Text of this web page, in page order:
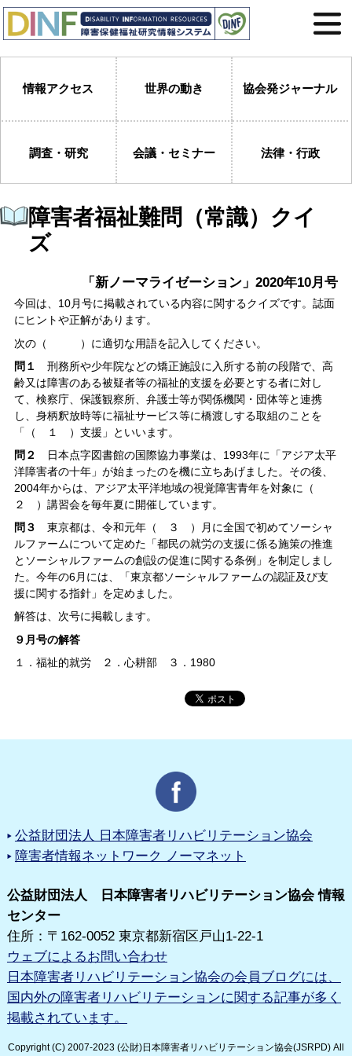
情報アクセス 世界の動き 協会発ジャーナル
調査・研究 会議・セミナー 法律・行政
障害者福祉難問（常識）クイ
ズ
「新ノーマライゼーション」2020年10月号
今回は、10月号に掲載されている内容に関するクイズです。誌面
にヒントや正解があります。
次の（ ）に適切な用語を記入してください。
問１
刑務所や少年院などの矯正施設に入所する前の段階で、高
齢又は障害のある被疑者等の福祉的支援を必要とする者に対し
て、検察庁、保護観察所、弁護士等が関係機関・団体等と連携
し、身柄釈放時等に福祉サービス等に橋渡しする取組のことを
「（ １ ）支援」といいます。
問２
日本点字図書館の国際協力事業は、1993年に「アジア太平
洋障害者の十年」が始まったのを機に立ちあげました。その後、
2004年からは、アジア太平洋地域の視覚障害青年を対象に（
２ ）講習会を毎年夏に開催しています。
問３
東京都は、令和元年（ ３ ）月に全国で初めてソーシャ
ルファームについて定めた「都民の就労の支援に係る施策の推進
とソーシャルファームの創設の促進に関する条例」を制定しまし
た。今年の6月には、「東京都ソーシャルファームの認証及び支
援に関する指針」を定めました。
解答は、次号に掲載します。
９月号の解答
１．福祉的就労 ２．心耕部 ３．1980
公益財団法人 日本障害者リハビリテーション協会
障害者情報ネットワーク ノーマネット
公益財団法人 日本障害者リハビリテーション協会 情報
センター
住所：〒162-0052 東京都新宿区戸山1-22-1
ウェブによるお問い合わせ
日本障害者リハビリテーション協会の会員ブログには、
国内外の障害者リハビリテーションに関する記事が多く
掲載されています。
Copyright (C) 2007-2023 (公財)日本障害者リハビリテーション協会(JSRPD) All